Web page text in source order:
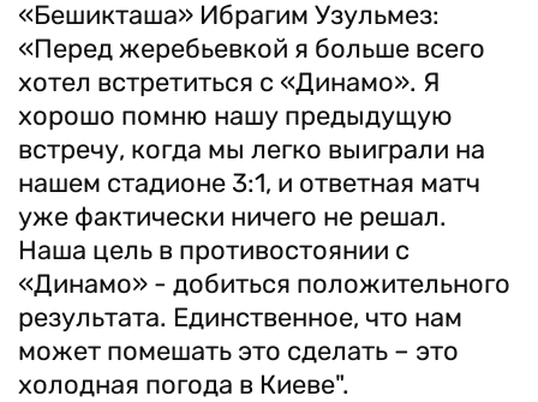
«Бешикташа» Ибрагим Узульмез:
«Перед жеребьевкой я больше всего
хотел встретиться с «Динамо». Я
хорошо помню нашу предыдущую
встречу, когда мы легко выиграли на
нашем стадионе 3:1, и ответная матч
уже фактически ничего не решал.
Наша цель в противостоянии с
«Динамо» - добиться положительного
результата. Единственное, что нам
может помешать это сделать – это
холодная погода в Киеве".